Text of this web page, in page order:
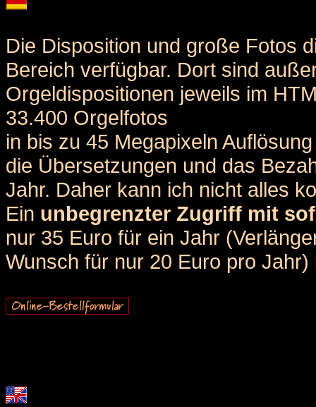
Die Disposition und große Fotos
Bereich verfügbar. Dort sind
Orgeldispositionen jeweils im
33.400 Orgelfotos
in bis zu 45 Megapixeln
die Übersetzungen und das
Jahr. Daher kann ich nicht alles
Ein unbegrenzter Zugriff mit
nur 35 Euro für ein Jahr
Wunsch für nur 20 Euro pro